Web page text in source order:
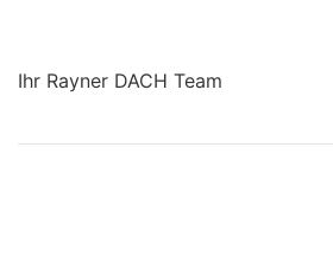
Ihr Rayner DACH Team